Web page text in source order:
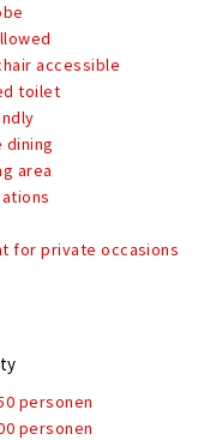
accessible
toilet
dining
area
for private occasions
personen
personen